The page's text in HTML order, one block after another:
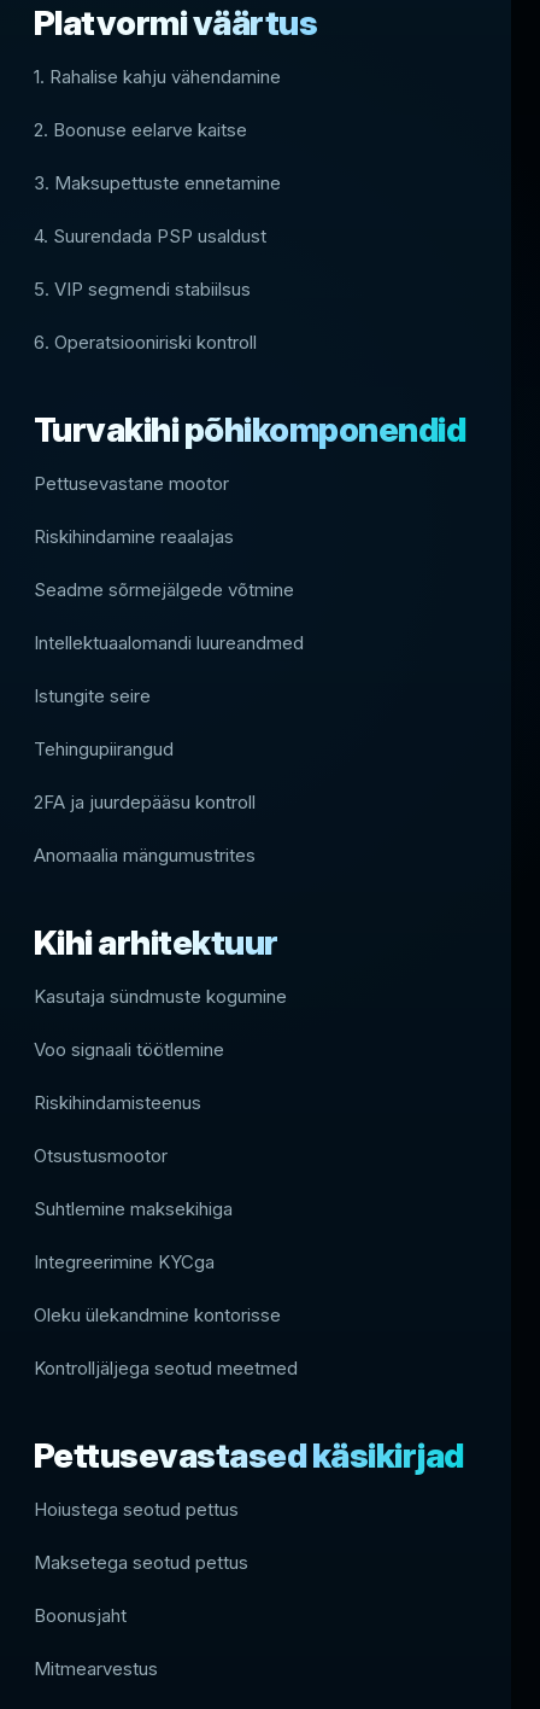
Platvormi väärtus
1. Rahalise kahju vähendamine
2. Boonuse eelarve kaitse
3. Maksupettuste ennetamine
4. Suurendada PSP usaldust
5. VIP segmendi stabiilsus
6. Operatsiooniriski kontroll
Turvakihi põhikomponendid
Pettusevastane mootor
Riskihindamine reaalajas
Seadme sõrmejälgede võtmine
Intellektuaalomandi luureandmed
Istungite seire
Tehingupiirangud
2FA ja juurdepääsu kontroll
Anomaalia mängumustrites
Kihi arhitektuur
Kasutaja sündmuste kogumine
Voo signaali töötlemine
Riskihindamisteenus
Otsustusmootor
Suhtlemine maksekihiga
Integreerimine KYCga
Oleku ülekandmine kontorisse
Kontrolljäljega seotud meetmed
Pettusevastased käsikirjad
Hoiustega seotud pettus
Maksetega seotud pettus
Boonusjaht
Mitmearvestus